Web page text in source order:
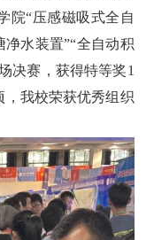
院“压感磁吸式全自
水装置”“全自动积
决赛，获得特等奖1
，我校荣获优秀组织